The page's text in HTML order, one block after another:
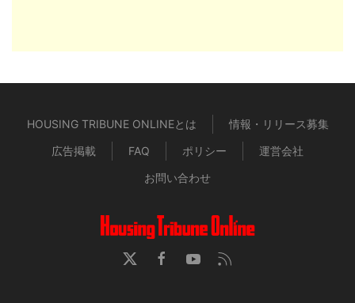
HOUSING TRIBUNE ONLINEとは
情報・リリース募集
広告掲載
FAQ ポリシー
運営会社
お問い合わせ